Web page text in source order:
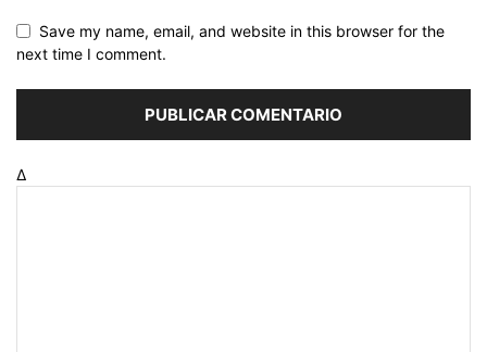
Save my name, email, and website in this browser for the
next time I comment.
Δ